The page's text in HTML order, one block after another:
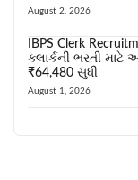
August 2, 2026
IBPS Clerk
ક્લાર્કની ભરતી માટે
₹64,480 સુધી
August 1, 2026